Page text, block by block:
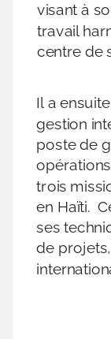
visant à
travail
centre de
Il a
gestion
poste de
trois
en Haïti.
ses
de